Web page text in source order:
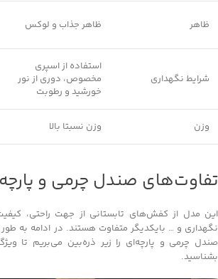
ظاهر ظاهر جذاب و لوکس
شرایط نگهداری
استفاده از اسپری
مخصوص، دوری از نور
خورشید و رطوبت
وزن وزن نسبتا بالا
تفاوت‌های صندل چرمی و
این مدل از کفش‌های تابستانی از جهت راحتی،
نگهداری و … بایکدیگر متفاوت هستند. در ادامه به
صندل چرمی و پارچه‌ای را زیر ذره‌بین می‌بریم تا
بشناسید.